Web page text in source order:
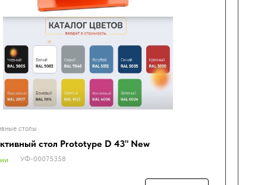
столы
стол Prototype D 43" New
УФ-00075358